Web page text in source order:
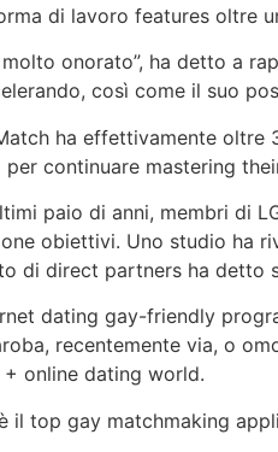
di lavoro features oltre
molto onorato”, ha detto a
così come il suo
ha effettivamente oltre
per continuare mastering
paio di anni, membri di
obiettivi. Uno studio ha
di direct partners ha detto
dating gay-friendly
recentemente via, o
+ online dating world.
il top gay matchmaking